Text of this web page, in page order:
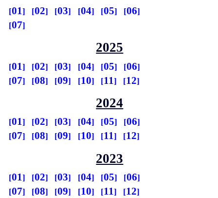
01 02 03 04 05
06
07
2025
01 02 03 04 05
06
07
08 09 10 11 12
2024
01 02 03 04 05
06
07
08 09 10 11 12
2023
01 02 03 04 05
06
07
08 09 10 11 12